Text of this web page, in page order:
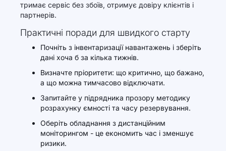
тримає сервіс без збоїв, отримує довіру клієнтів і
партнерів.
Практичні поради для швидкого старту
Почніть з інвентаризації навантажень і зберіть
дані хоча б за кілька тижнів.
Визначте пріоритети: що критично, що бажано,
а що можна тимчасово відключати.
Запитайте у підрядника прозору методику
розрахунку ємності та часу резервування.
Оберіть обладнання з дистанційним
моніторингом - це економить час і зменшує
ризики.